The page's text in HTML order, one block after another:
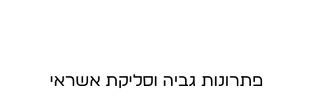
פתרונות גביה וסליקת אשראי